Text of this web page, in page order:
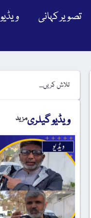
تصویر کہانی ویڈیو
ویڈیو گیلریمزید